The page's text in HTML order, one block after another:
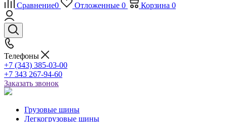
Сравнение0 Отложенные 0 Корзина 0
Телефоны
+7 (343) 385-03-00
+7 343 267-94-60
Заказать звонок
Грузовые шины
Легкогрузовые шины